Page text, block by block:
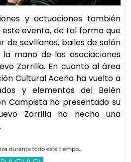
y actuaciones también
evento, de tal forma que
de sevillanas, bailes de salón
mano de las asociaciones
Zorrilla. En cuanto al área
Cultural Aceña ha vuelto a
y elementos del Belén
Campista ha presentado su
Zorrilla ha hecho una